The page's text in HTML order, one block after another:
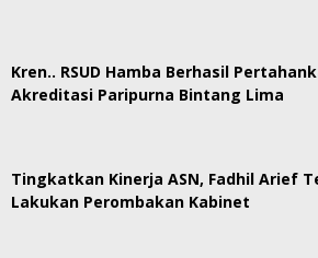
Kren.. RSUD Hamba Berhasil
Akreditasi Paripurna Bintang Lima
Tingkatkan Kinerja ASN, Fadhil Arief
Lakukan Perombakan Kabinet